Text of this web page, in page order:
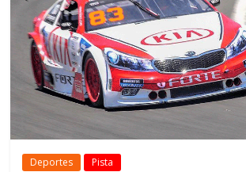
Deportes Pista